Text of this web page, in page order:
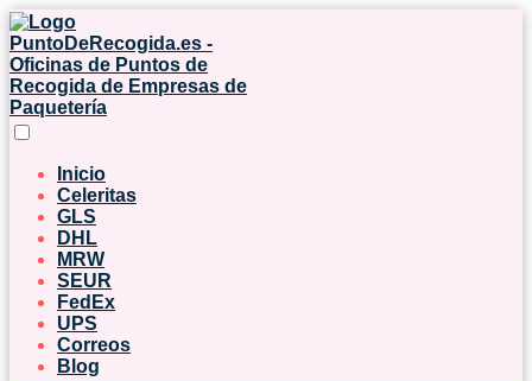
Inicio
Celeritas
GLS
DHL
MRW
SEUR
FedEx
UPS
Correos
Blog